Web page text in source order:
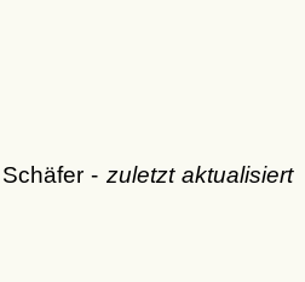
- zuletzt aktualisiert